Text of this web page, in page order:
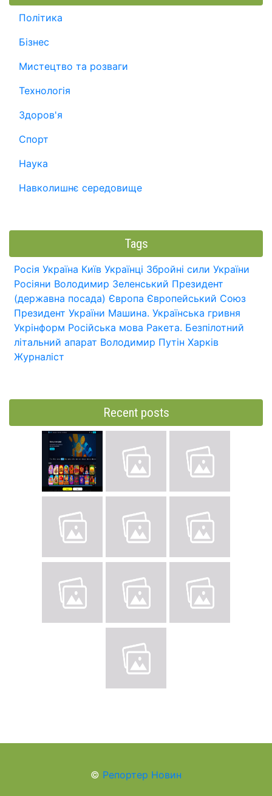
Політика
Бізнес
Мистецтво та розваги
Технологія
Здоров'я
Спорт
Наука
Навколишнє середовище
Tags
Росія Україна Київ Українці Збройні сили України
Росіяни Володимир Зеленський Президент
(державна посада) Європа Європейський Союз
Президент України Машина. Українська гривня
Укрінформ Російська мова Ракета. Безпілотний
літальний апарат Володимир Путін Харків
Журналіст
Recent posts
© Репортер Новин